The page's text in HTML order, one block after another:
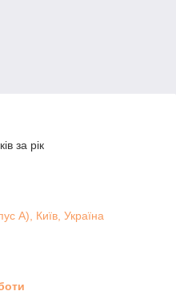
за рік
А), Київ, Україна